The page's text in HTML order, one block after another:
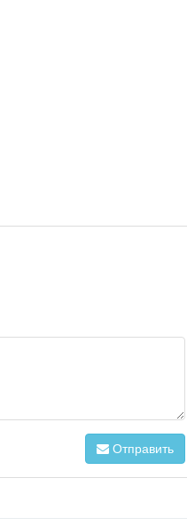
Отправить